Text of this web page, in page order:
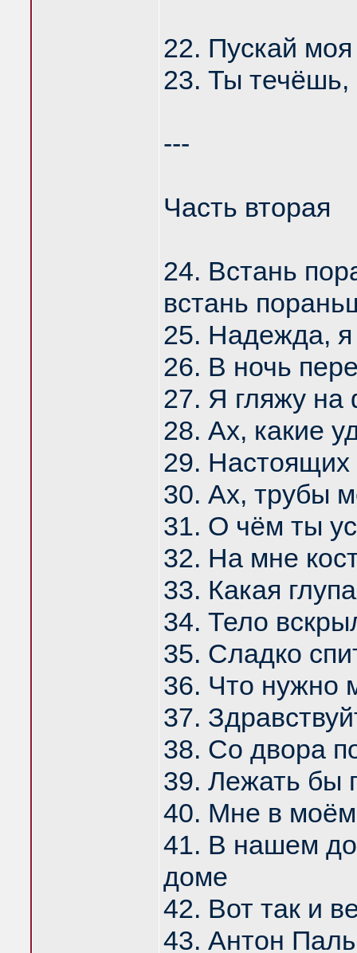
22. Пускай
23. Ты течёшь,
---
Часть вторая
24. Встань
встань
25. Надежда, я
26. В ночь
27. Я гляжу на
28. Ах, какие
29. Настоящих
30. Ах, трубы
31. О чём ты
32. На мне
33. Какая
34. Тело
35. Сладко
36. Что нужно
37.
38. Со двора
39. Лежать бы
40. Мне в моём
41. В нашем
доме
42. Вот так и
43. Антон